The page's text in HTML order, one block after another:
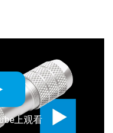
上观看